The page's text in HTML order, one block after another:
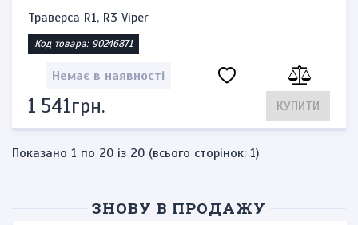
Траверса R1, R3 Viper
Код товара: 90246871
Немає в наявності
1 541грн. КУПИТИ
Показано 1 по 20 із 20 (всього сторінок: 1)
ЗНОВУ В ПРОДАЖУ